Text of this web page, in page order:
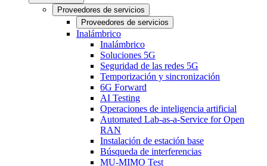
Proveedores de servicios
Proveedores de servicios
Inalámbrico
Inalámbrico
Soluciones 5G
Seguridad de las redes 5G
Temporización y sincronización
6G Forward
AI Testing
Operaciones de inteligencia artificial
Automated Lab-as-a-Service for Open
RAN
Instalación de estación base
Búsqueda de interferencias
MU-MIMO Test